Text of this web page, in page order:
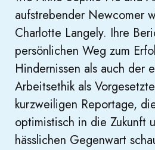
aufstrebender Newcomer
Charlotte Langely. Ihre
persönlichen Weg zum
Hindernissen als auch der
Arbeitsethik als
kurzweiligen Reportage,
optimistisch in die Zukunft
hässlichen Gegenwart